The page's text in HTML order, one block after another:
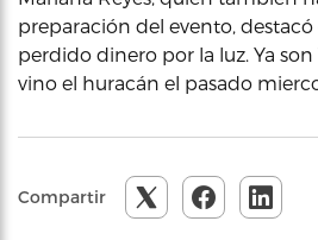
preparación del evento,
perdido dinero por la luz. Ya son
vino el huracán el pasado
Compartir